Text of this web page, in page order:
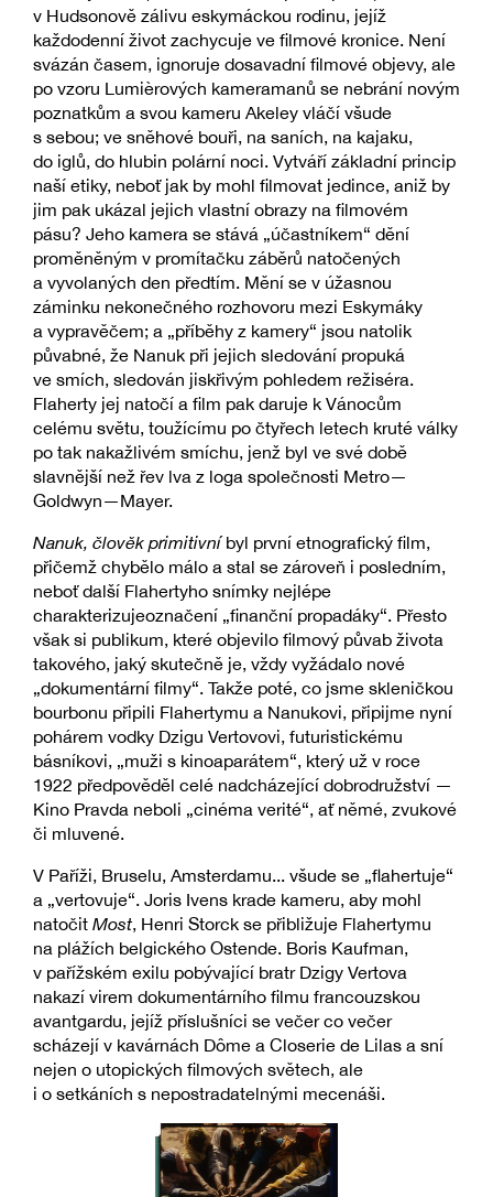
v Hudsonově zálivu eskymáckou rodinu, jejíž
každodenní život zachycuje ve filmové kronice. Není
svázán časem, ignoruje dosavadní filmové objevy, ale
po vzoru Lumièrových kameramanů se nebrání novým
poznatkům a svou kameru Akeley vláčí všude
s sebou; ve sněhové bouři, na saních, na kajaku,
do iglů, do hlubin polární noci. Vytváří základní princip
naší etiky, neboť jak by mohl filmovat jedince, aniž by
jim pak ukázal jejich vlastní obrazy na filmovém
pásu? Jeho kamera se stává „účastníkem“ dění
proměněným v promítačku záběrů natočených
a vyvolaných den předtím. Mění se v úžasnou
záminku nekonečného rozhovoru mezi Eskymáky
a vypravěčem; a „příběhy z kamery“ jsou natolik
půvabné, že Nanuk při jejich sledování propuká
ve smích, sledován jiskřivým pohledem režiséra.
Flaherty jej natočí a film pak daruje k Vánocům
celému světu, toužícímu po čtyřech letech kruté války
po tak nakažlivém smíchu, jenž byl ve své době
slavnější než řev lva z loga společnosti Metro—
Goldwyn—Mayer.
Nanuk, člověk primitivníbyl první etnografický film,
přičemž chybělo málo a stal se zároveň i posledním,
neboť další Flahertyho snímky nejlépe
charakterizujeoznačení „finanční propadáky“. Přesto
však si publikum, které objevilo filmový půvab života
takového, jaký skutečně je, vždy vyžádalo nové
„dokumentární filmy“. Takže poté, co jsme skleničkou
bourbonu připili Flahertymu a Nanukovi, připijme nyní
pohárem vodky Dzigu Vertovovi, futuristickému
básníkovi, „muži s kinoaparátem“, který už v roce
1922 předpověděl celé nadcházející dobrodružství —
Kino Pravda neboli „cinéma verité“, ať němé, zvukové
či mluvené.
V Paříži, Bruselu, Amsterdamu... všude se „flahertuje“
a „vertovuje“. Joris Ivens krade kameru, aby mohl
natočit Most, Henri Storck se přibližuje Flahertymu
na plážích belgického Ostende. Boris Kaufman,
v pařížském exilu pobývající bratr Dzigy Vertova
nakazí virem dokumentárního filmu francouzskou
avantgardu, jejíž příslušníci se večer co večer
scházejí v kavárnách Dôme a Closerie de Lilas a sní
nejen o utopických filmových světech, ale
i o setkáních s nepostradatelnými mecenáši.